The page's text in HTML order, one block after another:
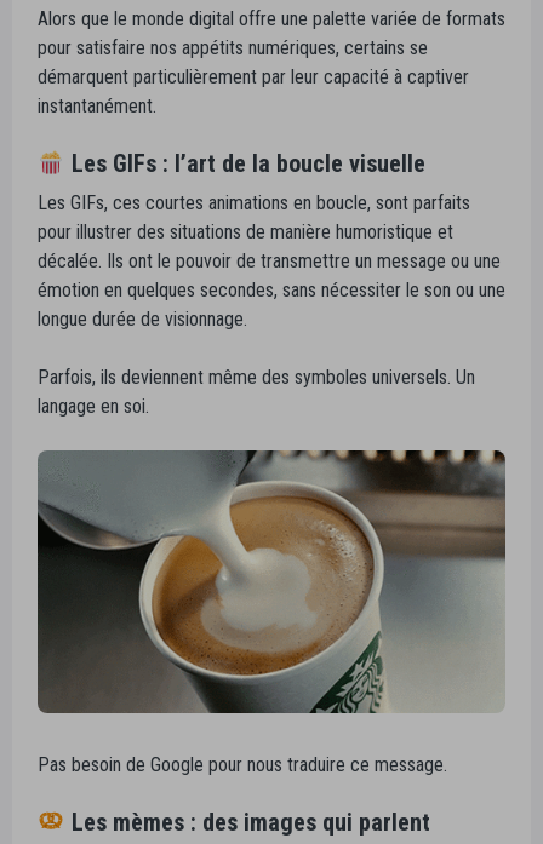
Alors que le monde digital offre une palette variée de formats
pour satisfaire nos appétits numériques, certains se
démarquent particulièrement par leur capacité à captiver
instantanément.
Les GIFs : l’art de la boucle visuelle
Les GIFs, ces courtes animations en boucle, sont parfaits
pour illustrer des situations de manière humoristique et
décalée. Ils ont le pouvoir de transmettre un message ou une
émotion en quelques secondes, sans nécessiter le son ou une
longue durée de visionnage.
Parfois, ils deviennent même des symboles universels. Un
langage en soi.
Pas besoin de Google pour nous traduire ce message.
Les mèmes : des images qui parlent